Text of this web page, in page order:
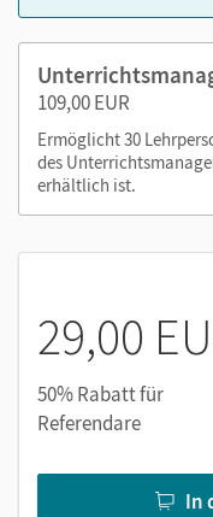
109,00 EUR
Ermöglicht 30
des
erhältlich ist.
29,00
50% Rabatt für
Referendare
In